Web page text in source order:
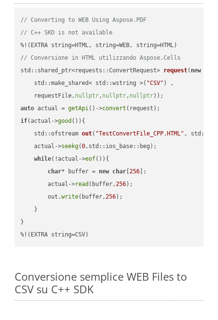
// Converting to WEB Using Aspose.PDF
// C++ SKD is not available
// Conversione in HTML utilizzando Aspose.Cells
std::shared_ptr<requests::ConvertRequest> request( new
    std::make_shared< std::wstring >(
"CSV" ) ,
    requestFile,
nullptr, nullptr, nullptr))
auto actual = getApi()->convert
if(actual->good ()){
std::ofstream out( "TestConvertFile_CPP.HTML" ,
    actual->
seekg(0,std::ios_base::beg);
while(!actual->eof()){
char* buffer = new char [256 ];
        actual->
read (buffer,256);
        out.
write(buffer,256);
    }
}
%!(EXTRA string=CSV)
Conversione semplice WEB Files to
CSV su C++ SDK